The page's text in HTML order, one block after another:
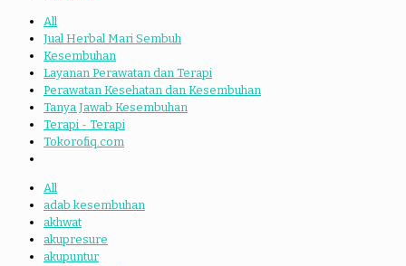
All
Jual Herbal Mari Sembuh
Kesembuhan
Layanan Perawatan dan Terapi
Perawatan Kesehatan dan Kesembuhan
Tanya Jawab Kesembuhan
Terapi - Terapi
Tokorofiq.com
All
adab kesembuhan
akhwat
akupresure
akupuntur